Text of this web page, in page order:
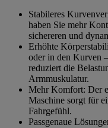
Stabileres
haben Sie mehr
sichereren und
Erhöhte
oder in den Kurven
reduziert die
Armmuskulatur.
Mehr Komfort: Der
Maschine sorgt für
Fahrgefühl.
Passgenaue